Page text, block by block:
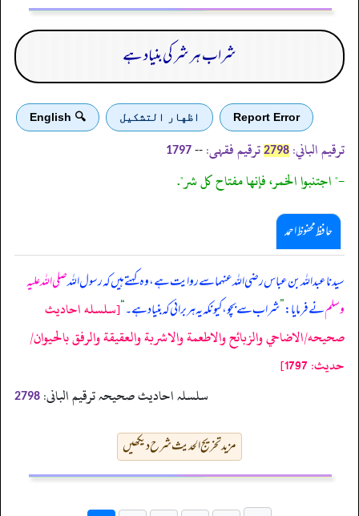
شراب ہر شر کی بنیاد ہے
Report Error اظهار التشكيل 🔍 English
ترقیم الباني: 2798 ترقیم فقہی: --
1797
-" اجتنبوا الخمر، فإنها مفتاح كل شر".
حافظ محفوظ احمد
سیدنا عبداللہ بن عباس رضی اللہ عنہما سے روایت ہے، وہ کہتے ہیں کہ رسول اللہصلی اللہ علیہ
وسلمنے فرمایا:”شراب سے بچو، کیونکہ یہ ہر برائی کہ بنیاد ہے۔“[سلسله احاديث
صحيحه/الاضاحي والزبائح والاطعمة والاشربة والعقيقة والرفق بالحيوان/
حدیث: 1797]
سلسلہ احادیث صحیحہ ترقیم البانی: 2798
مزید تخریج الحدیث شرح دیکھیں